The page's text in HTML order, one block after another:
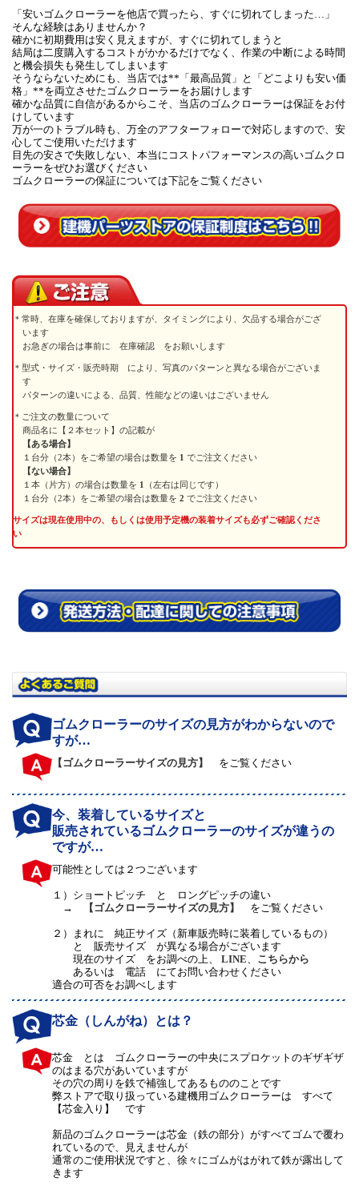
「安いゴムクローラーを他店で買ったら、すぐに切れてしまった…」
そんな経験はありませんか？
確かに初期費用は安く見えますが、すぐに切れてしまうと
結局は二度購入するコストがかかるだけでなく、作業の中断による時間
と機会損失も発生してしまいます
そうならないためにも、当店では**「最高品質」と「どこよりも安い価
格」**を両立させたゴムクローラーをお届けします
確かな品質に自信があるからこそ、当店のゴムクローラーは保証をお付
けしています
万が一のトラブル時も、万全のアフターフォローで対応しますので、安
心してご使用いただけます
目先の安さで失敗しない、本当にコストパフォーマンスの高いゴムクロ
ーラーをぜひお選びください
ゴムクローラーの保証については下記をご覧ください
常時、在庫を確保しておりますが、タイミングにより、欠品する場合がござ
います
お急ぎの場合は事前に 在庫確認 をお願いします
型式・サイズ・販売時期 により、写真のパターンと異なる場合がございま
す
パターンの違いによる、品質、性能などの違いはございません
ご注文の数量について
商品名に【２本セット】の記載が
【ある場合】
１台分（2本）をご希望の場合は数量を 1 でご注文ください
【ない場合】
１本（片方）の場合は数量を 1
（左右は同じです）
１台分（2本）をご希望の場合は数量を 2 でご注文ください
サイズは現在使用中の、もしくは使用予定機の装着サイズも必ずご確認くださ
い
ゴムクローラーのサイズの見方がわからないので
すが…
【ゴムクローラーサイズの見方】 をご覧ください
今、装着しているサイズと
販売されているゴムクローラーのサイズが違うの
ですが…
可能性としては２つございます
１） ショートピッチ と ロングピッチの違い
→
【ゴムクローラーサイズの見方】 をご覧ください
２）
まれに 純正サイズ（新車販売時に装着しているもの）
と 販売サイズ が異なる場合がございます
現在のサイズ をお調べの上、LINE、 こちらから
あるいは 電話 にてお問い合わせください
適合の可否をお調べします
芯金（しんがね）とは？
芯金 とは ゴムクローラーの中央にスプロケットのギザギザ
のはまる穴があいていますが
その穴の周りを鉄で補強してあるもののことです
弊ストアで取り扱っている建機用ゴムクローラーは すべて
【芯金入り】 です
新品のゴムクローラーは芯金（鉄の部分）がすべてゴムで覆わ
れているので、見えませんが
通常のご使用状況ですと、徐々にゴムがはがれて鉄が露出して
きます